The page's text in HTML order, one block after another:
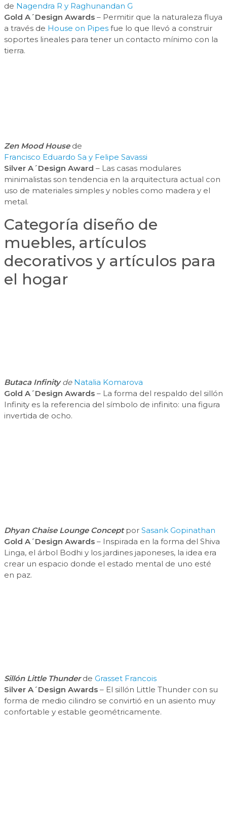
de Nagendra R y Raghunandan G
Gold A´Design Awards – Permitir que la naturaleza fluya
a través de House on Pipes fue lo que llevó a construir
soportes lineales para tener un contacto mínimo con la
tierra.
Zen Mood Housede
Francisco Eduardo Sa y Felipe Savassi
Silver A´Design Award – Las casas modulares
minimalistas son tendencia en la arquitectura actual con
uso de materiales simples y nobles como madera y el
metal.
Categoría diseño de
muebles, artículos
decorativos y artículos para
el hogar
Butaca Infinityde Natalia Komarova
Gold A´Design Awards – La forma del respaldo del sillón
Infinity es la referencia del símbolo de infinito: una figura
invertida de ocho.
Dhyan Chaise Lounge Conceptpor Sasank Gopinathan
Gold A´Design Awards – Inspirada en la forma del Shiva
Linga, el árbol Bodhi y los jardines japoneses, la idea era
crear un espacio donde el estado mental de uno esté
en paz.
Sillón Little Thunderde Grasset Francois
Silver A´Design Awards – El sillón Little Thunder con su
forma de medio cilindro se convirtió en un asiento muy
confortable y estable geométricamente.